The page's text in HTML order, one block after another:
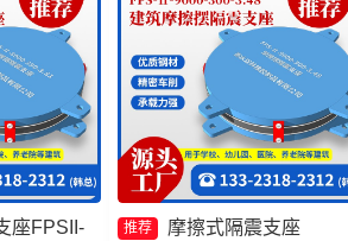
座FPSII-
推荐
摩擦式隔震支座